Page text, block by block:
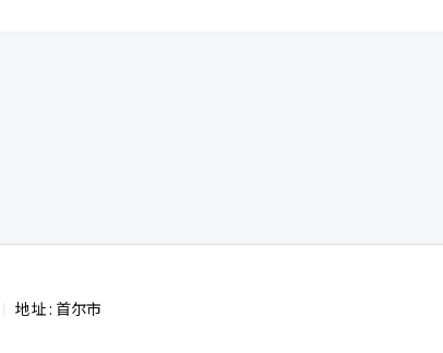
地址 : 首尔市